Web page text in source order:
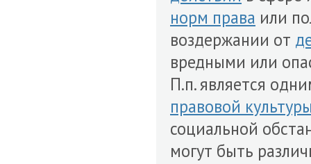
норм права или
воздержании от
вредными или
П.п. является
правовой
социальной
могут быть